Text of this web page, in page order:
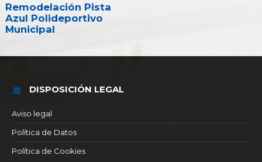
Remodelación Pista
Azul Polideportivo
Municipal
DISPOSICIÓN LEGAL
Aviso legal
Política de Datos
Política de Cookies